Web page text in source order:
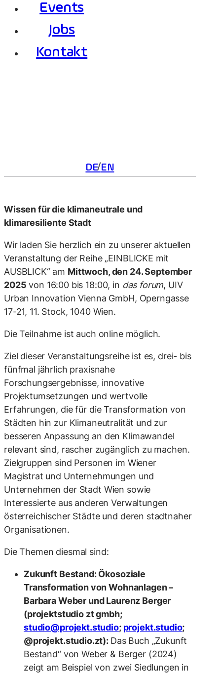
Events
Jobs
Kontakt
EN
DE
Wissen für die klimaneutrale und
klimaresiliente Stadt
Wir laden Sie herzlich ein zu unserer aktuellen
Veranstaltung der Reihe „EINBLICKE mit
AUSBLICK“ am Mittwoch, den 24. September
2025 von 16:00 bis 18:00, in das forum, UIV
Urban Innovation Vienna GmbH, Operngasse
17-21, 11. Stock, 1040 Wien.
Die Teilnahme ist auch online möglich.
Ziel dieser Veranstaltungsreihe ist es, drei- bis
fünfmal jährlich praxisnahe
Forschungsergebnisse, innovative
Projektumsetzungen und wertvolle
Erfahrungen, die für die Transformation von
Städten hin zur Klimaneutralität und zur
besseren Anpassung an den Klimawandel
relevant sind, rascher zugänglich zu machen.
Zielgruppen sind Personen im Wiener
Magistrat und Unternehmungen und
Unternehmen der Stadt Wien sowie
Interessierte aus anderen Verwaltungen
österreichischer Städte und deren stadtnaher
Organisationen.
Die Themen diesmal sind:
Zukunft Bestand: Ökosoziale
Transformation von Wohnanlagen –
Barbara Weber und Laurenz Berger
(projektstudio zt gmbh;
studio@projekt.studio; projekt.studio;
@projekt.studio.zt): Das Buch „Zukunft
Bestand“ von Weber & Berger (2024)
zeigt am Beispiel von zwei Siedlungen in